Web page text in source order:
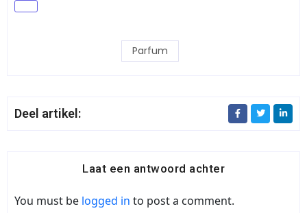
Parfum
Deel artikel:
Laat een antwoord achter
You must be logged in to post a comment.